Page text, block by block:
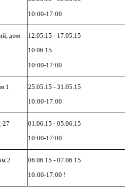
10:00-17:00
дом
12.05.15 - 17.05.15
10.06.15
10:00-17:00
1
25.05.15 - 31.05.15
10:00-17:00
27
01.06.15 - 05.06.15
10:00-17:00
2
06.06.15 - 07.06.15
10:00-17:00 !